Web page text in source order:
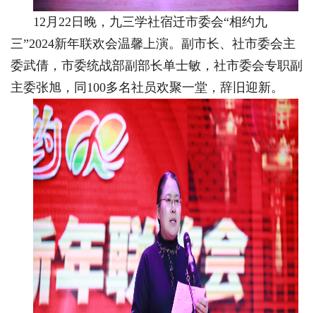
12月22日晚，九三学社宿迁市委会“相约九
三”2024新年联欢会温馨上演。副市长、社市委会主
委武倩，市委统战部副部长单士敏，社市委会专职副
主委张旭，同100多名社员欢聚一堂，辞旧迎新。